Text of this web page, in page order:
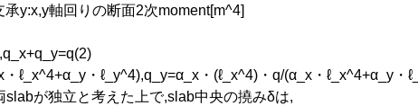
y:x,y軸回りの断面2次moment[m^4]
ℓ_x^4+α_y・ℓ_y^4),q_y=α_x・(ℓ_x^4)・q/(α_x・ℓ_x^4+α_y・
が独立と考えた上で,slab中央の撓みδは,